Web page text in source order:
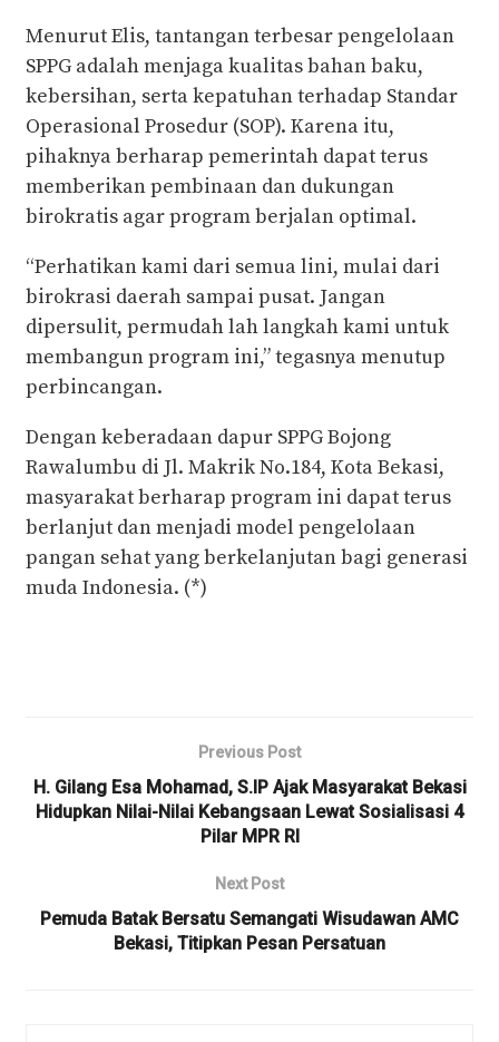
Menurut Elis, tantangan terbesar pengelolaan
SPPG adalah menjaga kualitas bahan baku,
kebersihan, serta kepatuhan terhadap Standar
Operasional Prosedur (SOP). Karena itu,
pihaknya berharap pemerintah dapat terus
memberikan pembinaan dan dukungan
birokratis agar program berjalan optimal.
“Perhatikan kami dari semua lini, mulai dari
birokrasi daerah sampai pusat. Jangan
dipersulit, permudah lah langkah kami untuk
membangun program ini,” tegasnya menutup
perbincangan.
Dengan keberadaan dapur SPPG Bojong
Rawalumbu di Jl. Makrik No.184, Kota Bekasi,
masyarakat berharap program ini dapat terus
berlanjut dan menjadi model pengelolaan
pangan sehat yang berkelanjutan bagi generasi
muda Indonesia. (*)
Previous Post
H. Gilang Esa Mohamad, S.IP Ajak Masyarakat Bekasi
Hidupkan Nilai-Nilai Kebangsaan Lewat Sosialisasi 4
Pilar MPR RI
Next Post
Pemuda Batak Bersatu Semangati Wisudawan AMC
Bekasi, Titipkan Pesan Persatuan